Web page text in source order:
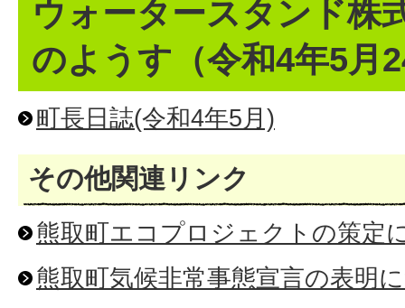
ウォータースタンド株
のようす（令和4年5月
町長日誌(令和4年5月)
その他関連リンク
熊取町エコプロジェクトの策定
熊取町気候非常事態宣言の表明